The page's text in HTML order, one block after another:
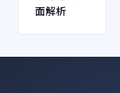
面解析